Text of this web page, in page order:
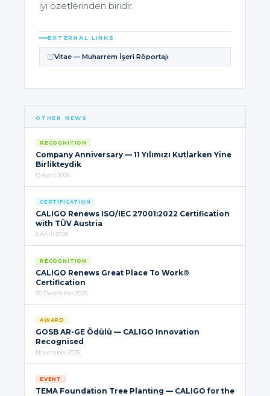
iyi özetlerinden biridir.
EXTERNAL LINKS
Vitae — Muharrem İşeri Röportajı
OTHER NEWS
RECOGNITION
Company Anniversary — 11 Yılımızı Kutlarken Yine
Birlikteydik
13 April 2026
CERTIFICATION
CALIGO Renews ISO/IEC 27001:2022 Certification
with TÜV Austria
6 April 2026
RECOGNITION
CALIGO Renews Great Place To Work®
Certification
30 December 2025
AWARD
GOSB AR-GE Ödülü — CALIGO Innovation
Recognised
November 2025
EVENT
TEMA Foundation Tree Planting — CALIGO for the